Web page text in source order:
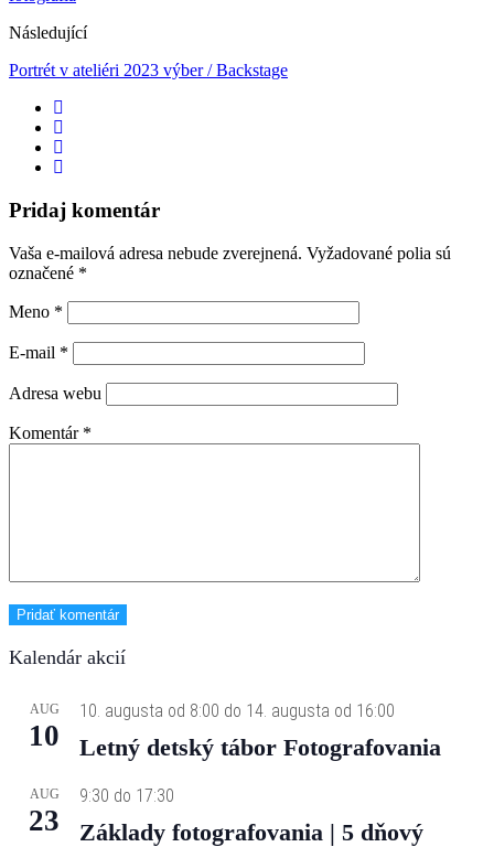
Následující
Portrét v ateliéri 2023 výber / Backstage
Pridaj komentár
Vaša e-mailová adresa nebude zverejnená. Vyžadované polia sú
označené *
Meno *
E-mail *
Adresa webu
Komentár *
Kalendár akcií
AUG
10
10. augusta od 8:00 do 14. augusta od 16:00
Letný detský tábor Fotografovania
AUG
23
9:30 do 17:30
Základy fotografovania | 5 dňový